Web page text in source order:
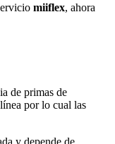
miiflex, ahora
de primas de
por lo cual las
y depende de